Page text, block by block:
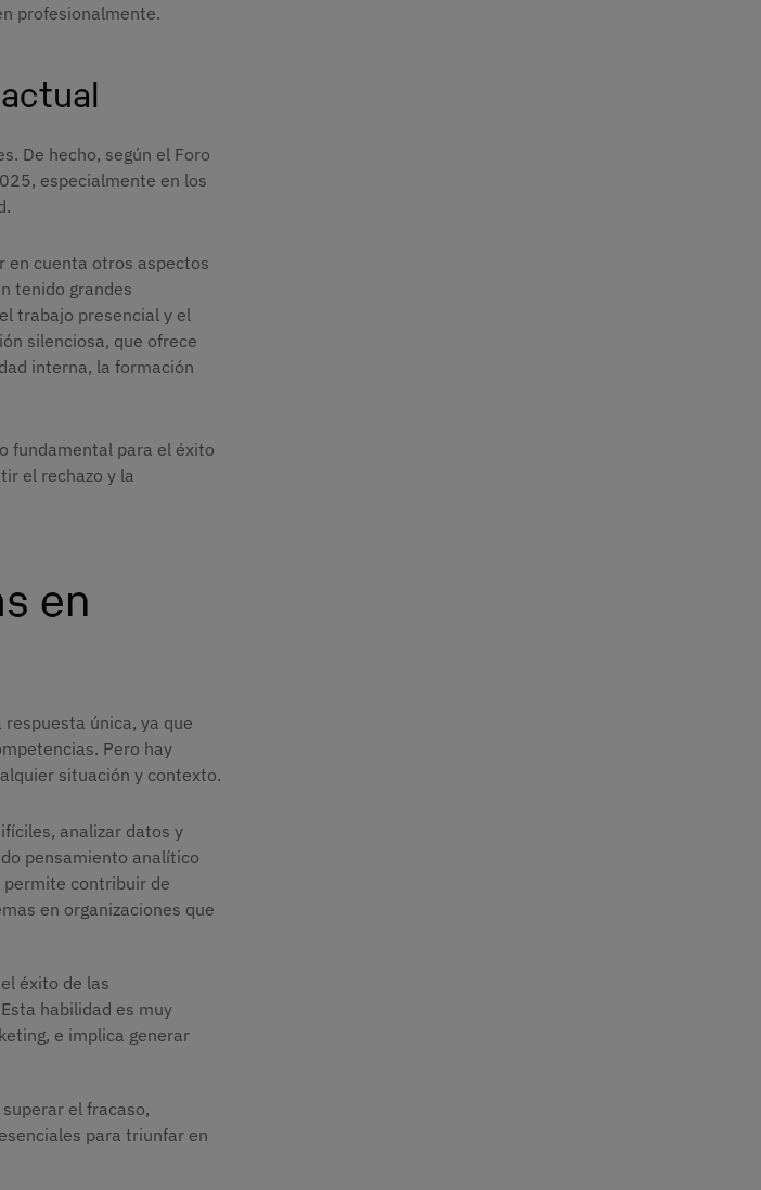
profesionalmente.
De hecho, según el Foro
especialmente en los
en cuenta otros aspectos
tenido grandes
trabajo presencial y el
silenciosa, que ofrece
interna, la formación
fundamental para el éxito
el rechazo y la
en
única, ya que
Pero hay
situación y contexto.
analizar datos y
pensamiento analítico
permite contribuir de
en organizaciones que
éxito de las
habilidad es muy
e implica generar
el fracaso,
para triunfar en